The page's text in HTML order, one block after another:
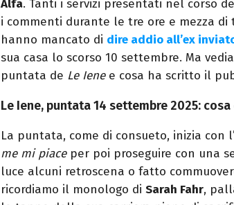
Alfa. Tanti i servizi presentati nel corso
i commenti durante le tre ore e mezza
hanno mancato di dire addio all’ex
sua casa lo scorso 10 settembre. Ma
puntata de Le Ienee cosa ha scritto il
Le Iene, puntata 14 settembre 2025: cosa
La puntata, come di consueto, inizia con
me mi piaceper poi proseguire con una
luce alcuni retroscena o fatto
ricordiamo il monologo di Sarah Fahr,